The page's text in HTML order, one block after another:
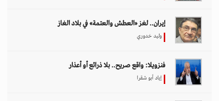
إيران.. لغز «العطش والعتمة» في بلاد الغاز
وليد خدوري
فنزويلا: واقع صريح.. بلا ذرائع أو أعذار
إياد أبو شقرا